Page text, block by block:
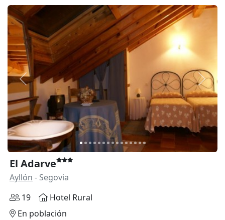
Anterior
El Adarve
Ayllón - Segovia
19
Hotel Rural
En población